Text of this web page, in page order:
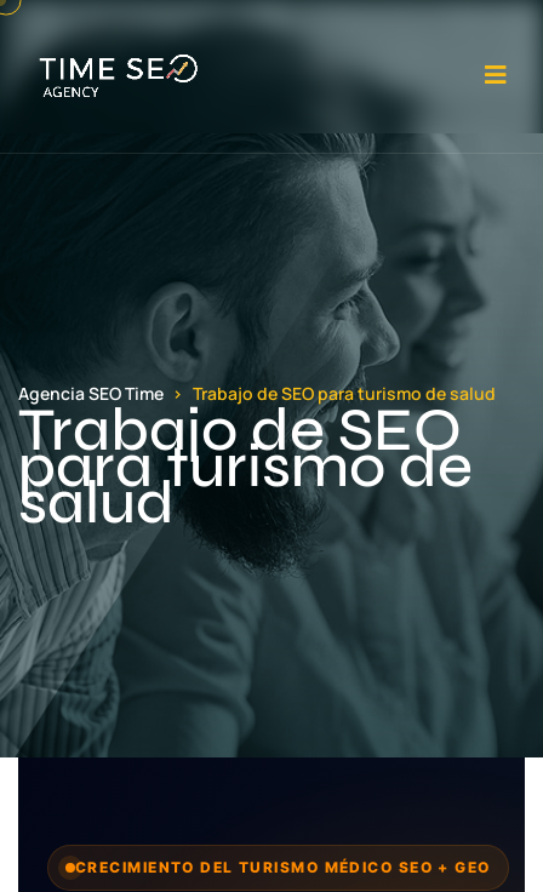
Agencia SEO Time Trabajo de SEO para turismo de salud
Trabajo de SEO
para turismo de
salud
CRECIMIENTO DEL TURISMO MÉDICO SEO + GEO